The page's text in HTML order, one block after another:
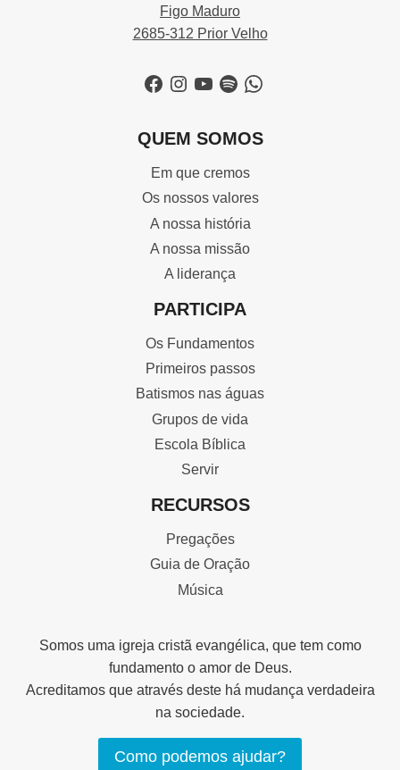
Figo Maduro
2685-312 Prior Velho
Facebook
Instagram
YouTube
SpotifyWhatsApp
QUEM SOMOS
Em que cremos
Os nossos valores
A nossa história
A nossa missão
A liderança
PARTICIPA
Os Fundamentos
Primeiros passos
Batismos nas águas
Grupos de vida
Escola Bíblica
Servir
RECURSOS
Pregações
Guia de Oração
Música
Somos uma igreja cristã evangélica, que tem como
fundamento o amor de Deus.
Acreditamos que através deste há mudança verdadeira
na sociedade.
Como podemos ajudar?